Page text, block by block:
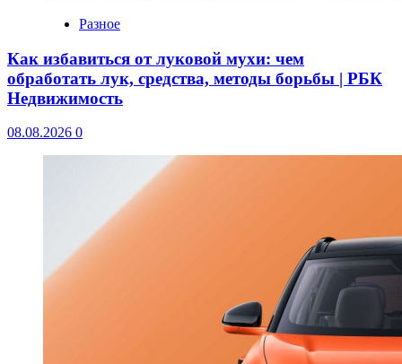
Разное
Как избавиться от луковой мухи: чем
обработать лук, средства, методы борьбы | РБК
Недвижимость
08.08.2026 0